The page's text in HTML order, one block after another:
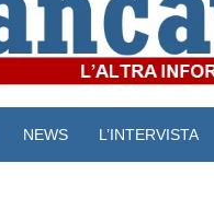
NEWS L’INTERVISTA